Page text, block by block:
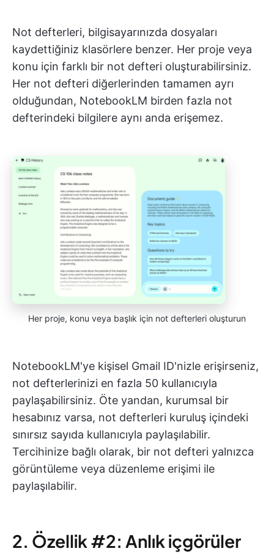
Not defterleri, bilgisayarınızda dosyaları
kaydettiğiniz klasörlere benzer. Her proje veya
konu için farklı bir not defteri oluşturabilirsiniz.
Her not defteri diğerlerinden tamamen ayrı
olduğundan, NotebookLM birden fazla not
defterindeki bilgilere aynı anda erişemez.
Her proje, konu veya başlık için not defterleri oluşturun
NotebookLM'ye kişisel Gmail ID'nizle erişirseniz,
not defterlerinizi en fazla 50 kullanıcıyla
paylaşabilirsiniz. Öte yandan, kurumsal bir
hesabınız varsa, not defterleri kuruluş içindeki
sınırsız sayıda kullanıcıyla paylaşılabilir.
Tercihinize bağlı olarak, bir not defteri yalnızca
görüntüleme veya düzenleme erişimi ile
paylaşılabilir.
2. Özellik #2: Anlık içgörüler